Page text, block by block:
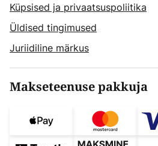
Küpsised ja privaatsuspoliitika
Üldised tingimused
Juriidiline märkus
Makseteenuse pakkuja